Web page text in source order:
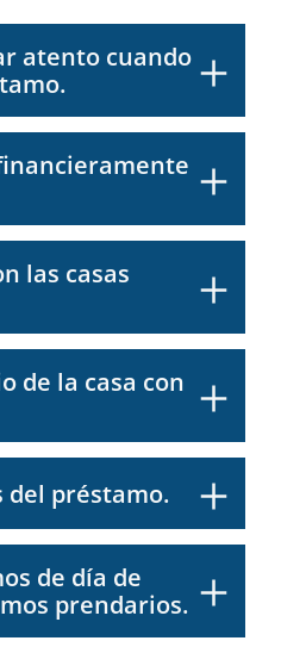
atento cuando
las casas
de la casa con
del préstamo.
de día de
prendarios.